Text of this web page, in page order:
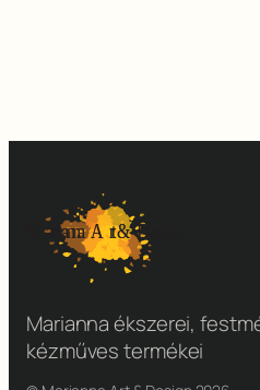
Marianna ékszerei,
kézműves termékei